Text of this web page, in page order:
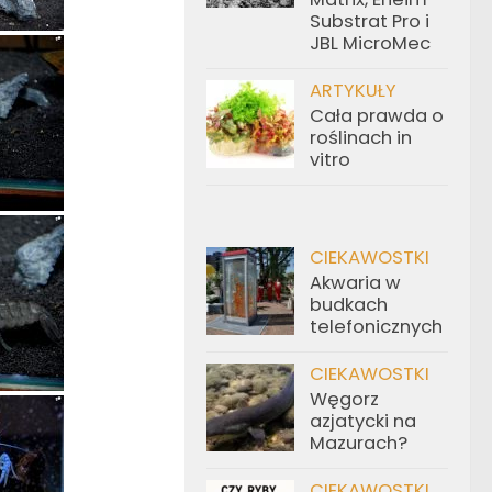
Substrat Pro i
JBL MicroMec
ARTYKUŁY
Cała prawda o
roślinach in
vitro
CIEKAWOSTKI
Akwaria w
budkach
telefonicznych
CIEKAWOSTKI
Węgorz
azjatycki na
Mazurach?